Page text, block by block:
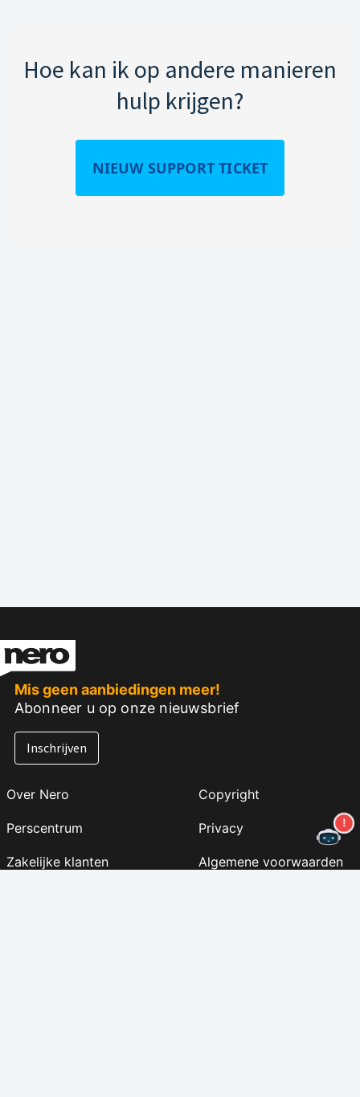
Hoe kan ik op andere manieren
hulp krijgen?
NIEUW SUPPORT TICKET
Mis geen aanbiedingen meer!
Abonneer u op onze nieuwsbrief
Inschrijven
Over Nero
Perscentrum
Zakelijke klanten
Copyright
Privacy
Algemene voorwaarden